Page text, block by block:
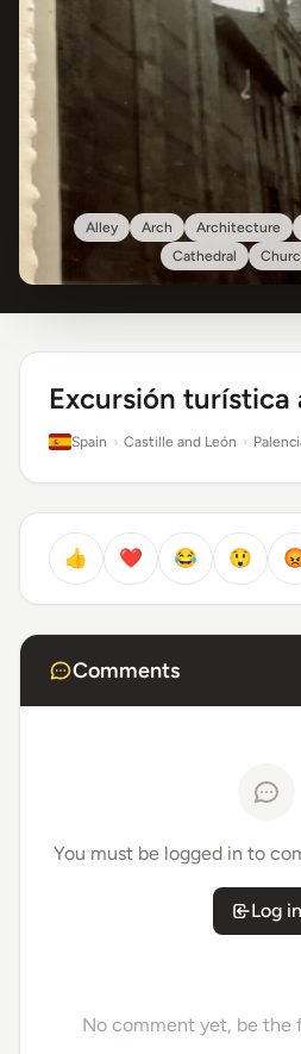
Alley Arch Architecture
Cathedral
Excursión turística
Spain › Castille and León ›
👍 ❤️ 😂 😲
Comments
You must be logged in to
Log in
No comment yet, be the